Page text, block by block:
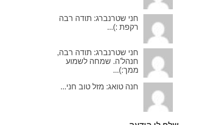
חני שטרנברג: תודה רבה
רקפת :)...
חני שטרנברג: תודה רבה,
חנהל'ה. שמחה לשמוע
ממך:)...
חנה טואג: מזל טוב חני...